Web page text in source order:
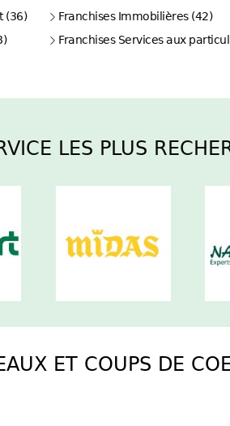
(36)
Franchises Immobilières (42)
Franchises Services aux
LES PLUS
ET COUPS DE